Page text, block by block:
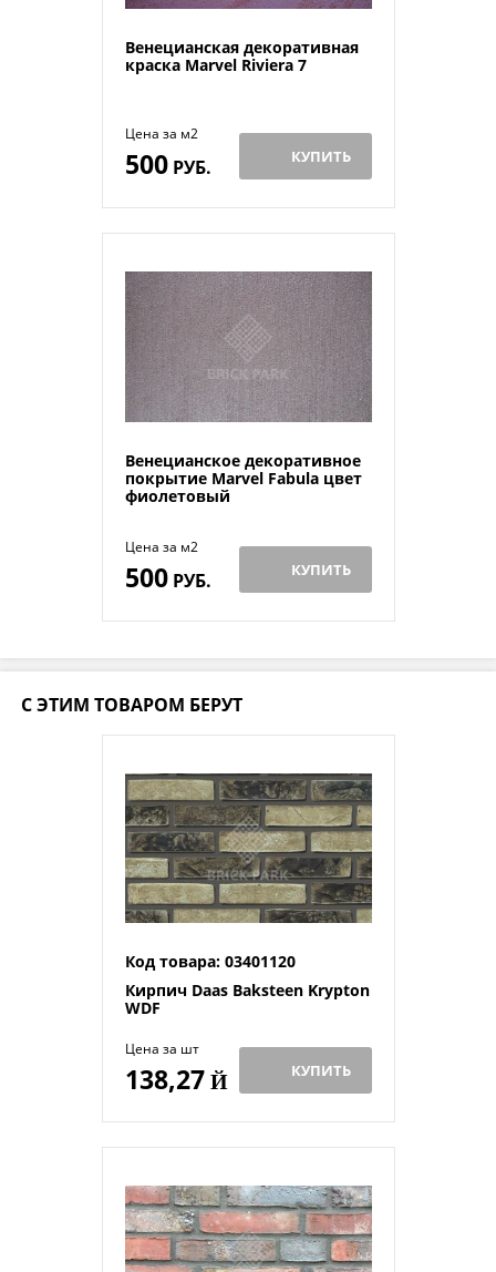
Венецианская декоративная
краска Marvel Riviera 7
Цена за м2
500РУБ. КУПИТЬ
Венецианское декоративное
покрытие Marvel Fabula цвет
фиолетовый
Цена за м2
500РУБ. КУПИТЬ
С ЭТИМ ТОВАРОМ БЕРУТ
Код товара: 03401120
Кирпич Daas Baksteen Krypton
WDF
Цена за шт
138,27Й КУПИТЬ